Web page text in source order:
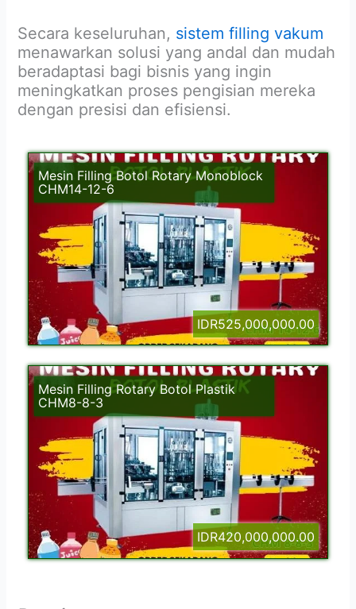
Secara keseluruhan, sistem filling vakum
menawarkan solusi yang andal dan mudah
beradaptasi bagi bisnis yang ingin
meningkatkan proses pengisian mereka
dengan presisi dan efisiensi.
Mesin Filling Botol Rotary Monoblock
CHM14-12-6
IDR525,000,000.00
Mesin Filling Rotary Botol Plastik
CHM8-8-3
IDR420,000,000.00